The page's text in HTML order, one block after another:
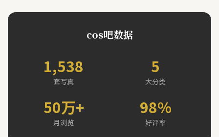
cos吧数据
1,538
套写真
5
大分类
50万+
月浏览
98%
好评率